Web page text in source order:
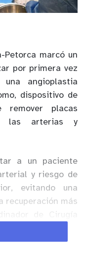
Petorca marcó un
por primera vez
angioplastia
dispositivo de
remover placas
las arterias y
a un paciente
y riesgo de
evitando una
recuperación más
Kotlik, la
invasiva,